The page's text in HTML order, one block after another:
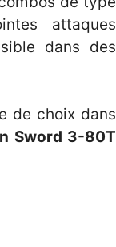
attaques
dans des
de choix dans
Sword 3-80T